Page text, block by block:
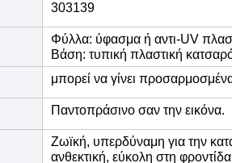
303139
Φύλλα: ύφασμα ή αντι-UV
Βάση: τυπική πλαστική
μπορεί να γίνει
Παντοπράσινο σαν την εικόνα.
Ζωϊκή, υπερδύναμη για την
ανθεκτική, εύκολη στη φροντίδα